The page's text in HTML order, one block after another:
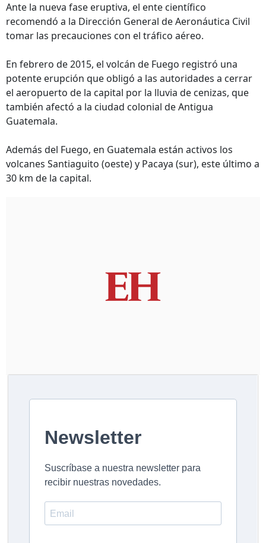
Ante la nueva fase eruptiva, el ente científico
recomendó a la Dirección General de Aeronáutica Civil
tomar las precauciones con el tráfico aéreo.
En febrero de 2015, el volcán de Fuego registró una
potente erupción que obligó a las autoridades a cerrar
el aeropuerto de la capital por la lluvia de cenizas, que
también afectó a la ciudad colonial de Antigua
Guatemala.
Además del Fuego, en Guatemala están activos los
volcanes Santiaguito (oeste) y Pacaya (sur), este último a
30 km de la capital.